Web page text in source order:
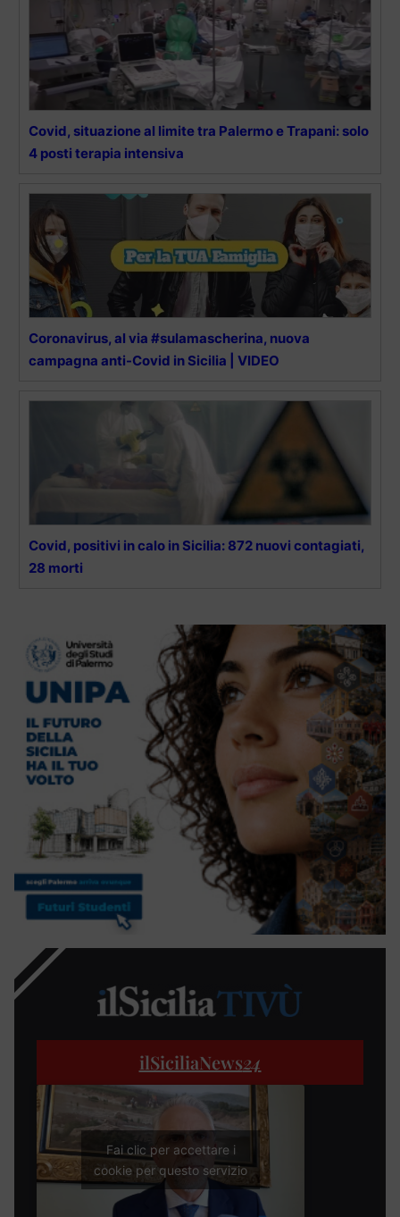
Covid, situazione al limite tra Palermo e Trapani: solo
4 posti terapia intensiva
Coronavirus, al via #sulamascherina, nuova
campagna anti-Covid in Sicilia | VIDEO
Covid, positivi in calo in Sicilia: 872 nuovi contagiati,
28 morti
ilSiciliaNews24
Fai clic per accettare i
cookie per questo servizio